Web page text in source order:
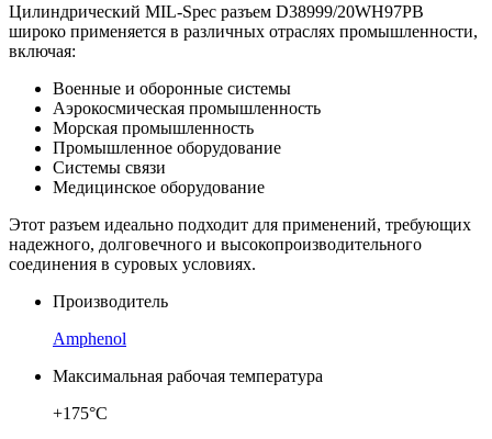
Цилиндрический MIL-Spec разъем D38999/20WH97PB
широко применяется в различных отраслях промышленности,
включая:
Военные и оборонные системы
Аэрокосмическая промышленность
Морская промышленность
Промышленное оборудование
Системы связи
Медицинское оборудование
Этот разъем идеально подходит для применений, требующих
надежного, долговечного и высокопроизводительного
соединения в суровых условиях.
Производитель
Amphenol
Максимальная рабочая температура
+175°C